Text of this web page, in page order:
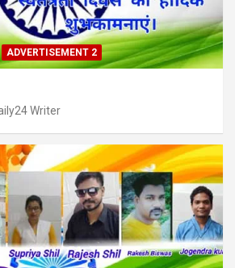
ADVERTISEMENT 2
Writer